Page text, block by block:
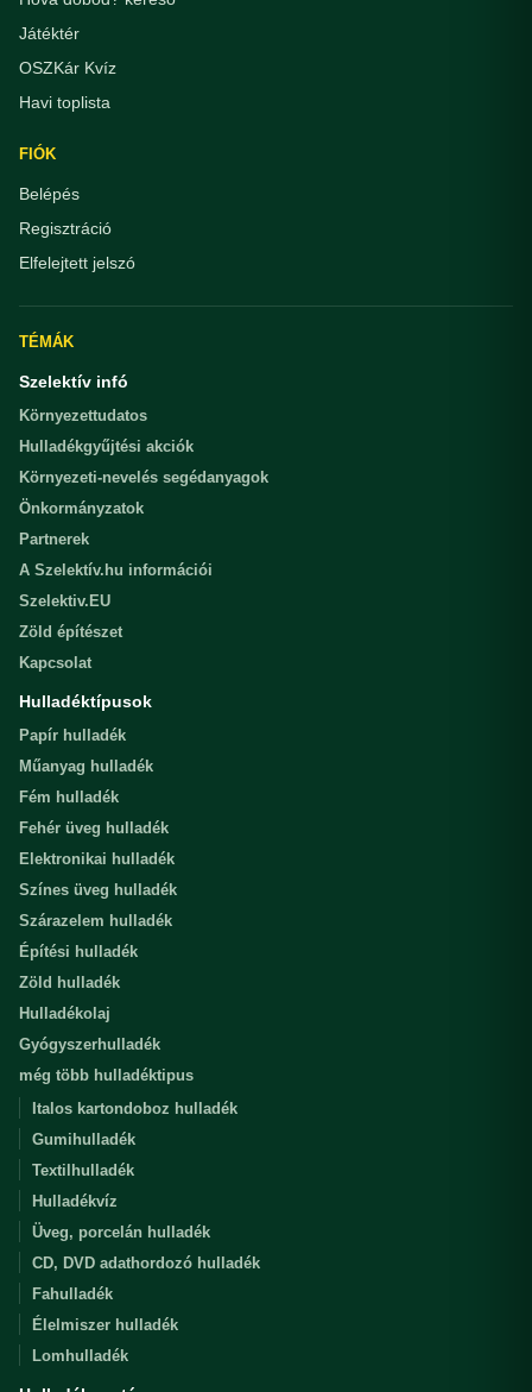
Játéktér
OSZKár Kvíz
Havi toplista
FIÓK
Belépés
Regisztráció
Elfelejtett jelszó
TÉMÁK
Szelektív infó
Környezettudatos
Hulladékgyűjtési akciók
Környezeti-nevelés segédanyagok
Önkormányzatok
Partnerek
A Szelektív.hu információi
Szelektiv.EU
Zöld építészet
Kapcsolat
Hulladéktípusok
Papír hulladék
Műanyag hulladék
Fém hulladék
Fehér üveg hulladék
Elektronikai hulladék
Színes üveg hulladék
Szárazelem hulladék
Építési hulladék
Zöld hulladék
Hulladékolaj
Gyógyszerhulladék
még több hulladéktipus
Italos kartondoboz hulladék
Gumihulladék
Textilhulladék
Hulladékvíz
Üveg, porcelán hulladék
CD, DVD adathordozó hulladék
Fahulladék
Élelmiszer hulladék
Lomhulladék